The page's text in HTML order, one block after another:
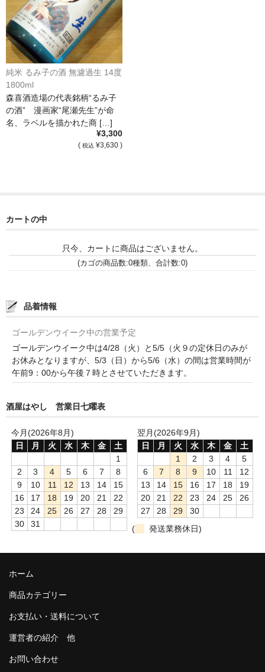
Italia/ｲｱﾀﾘｱ
Abruzzo/ｱﾌﾞﾙｯﾂｫ州
Fabulas（ﾌｧﾋﾞｭﾗｽ）
United States of America / ｱﾒﾘｶ合衆国
Broc Cellars（ﾌﾞﾛｯｸ・ｾﾗｰｽﾞ）
キッコウトミ
純米 るみ子の酒 無濾過生 14度
1800ml
森喜酒造場の代表銘柄“るみ子
の酒” 漫画家“尾瀬先生”が命
名、ラベルを描かれた商 […]
¥3,300
( 税込 ¥3,630 )
カートの中
只今、カートに商品はございません。
(カゴの商品数:0種類、合計数:0)
品着情報
ゴールデンウイーク中の営業予定
ゴールデンウイーク中は4/28（火）と5/5（火９の定休日のみが
お休みとなりますが、5/3（日）から5/6（水）の間は営業時間が
午前9：00から午後７時とさせていただきます。
酒屋はやし 営業日七曜表
今月(2026年8月)
日
月 火 水 木 金
土
1
2
3 4 5 6 7
8
9
10 11 12 13 14
15
16
17 18 19 20 21
22
23
24 25 26 27 28
29
30
31
翌月(2026年9月)
日
月 火 水 木 金
土
1
2 3 4
5
6
7 8 9 10 11
12
13
14 15 16 17 18
19
20
21 22 23 24 25
26
27
28 29
30
(
発送業務休日)
ホーム
商品カテゴリー
お支払い・送料について
運営者の紹介 他
お問い合わせ